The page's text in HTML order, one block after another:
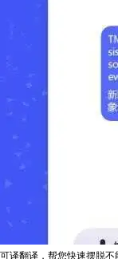
可译翻译，帮您快速摆脱